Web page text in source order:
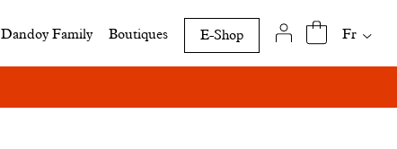
Dandoy Family Boutiques E-Shop
cette
Fr